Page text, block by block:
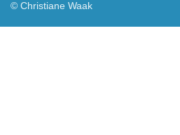
© Christiane Waak